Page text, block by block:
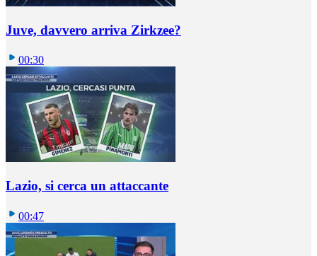
Juve, davvero arriva Zirkzee?
00:30
Lazio, si cerca un attaccante
00:47